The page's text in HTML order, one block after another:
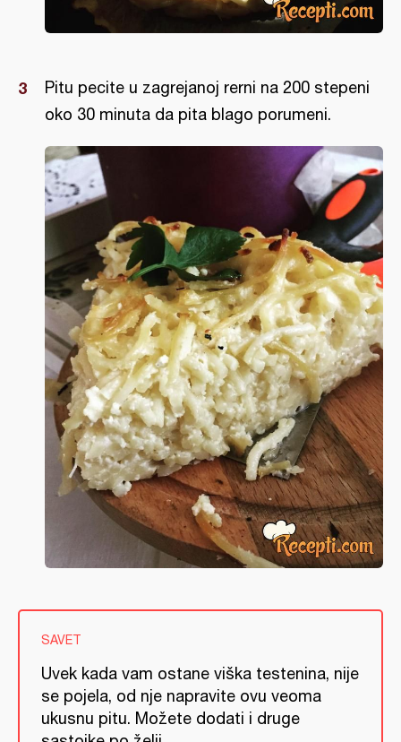
Pitu pecite u zagrejanoj rerni na 200 stepeni
oko 30 minuta da pita blago porumeni.
SAVET
Uvek kada vam ostane viška testenina, nije
se pojela, od nje napravite ovu veoma
ukusnu pitu. Možete dodati i druge